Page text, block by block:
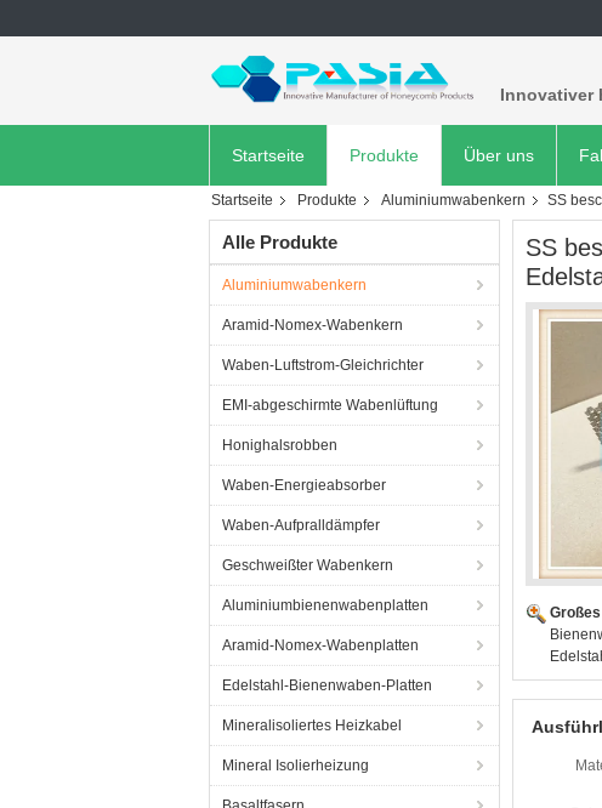
Innovativer
Startseite Produkte Über uns
Startseite Produkte Aluminiumwabenkern SS
Alle Produkte
Aluminiumwabenkern
Aramid-Nomex-Wabenkern
Waben-Luftstrom-Gleichrichter
EMI-abgeschirmte Wabenlüftung
Honighalsrobben
Waben-Energieabsorber
Waben-Aufpralldämpfer
Geschweißter Wabenkern
Aluminiumbienenwabenplatten
Aramid-Nomex-Wabenplatten
Edelstahl-Bienenwaben-Platten
Mineralisoliertes Heizkabel
Mineral Isolierheizung
SS